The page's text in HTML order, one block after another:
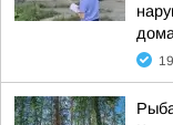
дома